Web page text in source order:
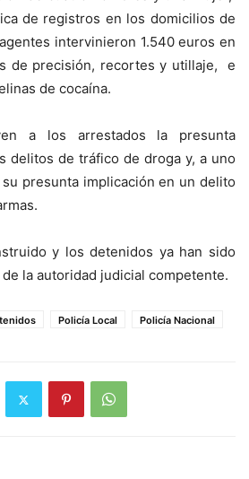
de registros en los domicilios de
intervinieron 1.540 euros en
de precisión, recortes y utillaje, e
de cocaína.
a los arrestados la presunta
delitos de tráfico de droga y, a uno
presunta implicación en un delito
y los detenidos ya han sido
la autoridad judicial competente.
Policía Local Policía Nacional